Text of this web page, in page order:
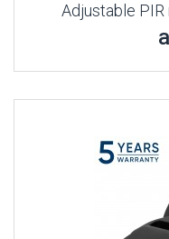
Adjustable